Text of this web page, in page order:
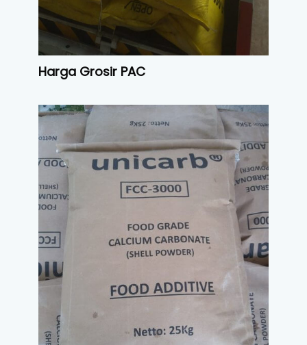
Harga Grosir PAC